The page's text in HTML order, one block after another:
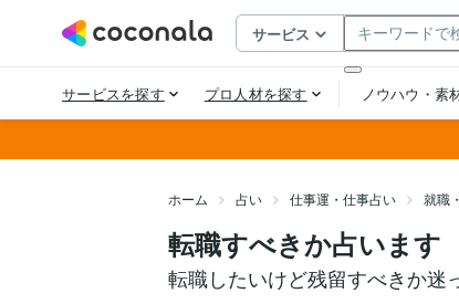
ホーム 占い 仕事運・仕事占い 就職
転職すべきか占います
転職したいけど残留すべきか迷